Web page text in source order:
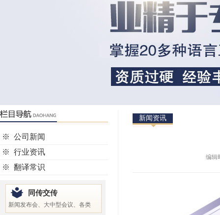
※ 公司新闻
※ 行业资讯
※ 翻译常识
同传交传
新闻发布会、大中型会议、各类
新闻资讯
编辑